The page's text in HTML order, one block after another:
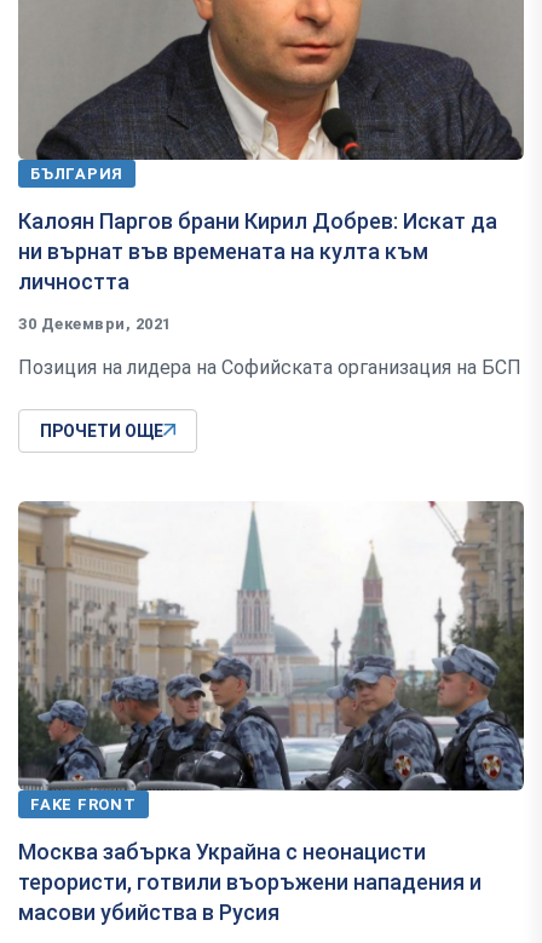
БЪЛГАРИЯ
Калоян Паргов брани Кирил Добрев: Искат да
ни върнат във времената на култа към
личността
30 Декември, 2021
Позиция на лидера на Софийската организация на БСП
ПРОЧЕТИ ОЩЕ
FAKE FRONT
Москва забърка Украйна с неонацисти
терористи, готвили въоръжени нападения и
масови убийства в Русия